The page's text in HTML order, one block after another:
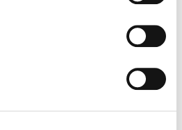
wird gewährleistet
Login bzw. nach Ihrem Logout